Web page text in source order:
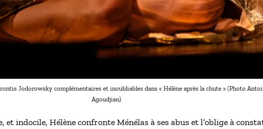
Jodorowsky complémentaires et inoubliables dans « Hélène après la chute » (Photo
Agoudjian)
et indocile, Hélène confronte Ménélas à ses abus et l’oblige à